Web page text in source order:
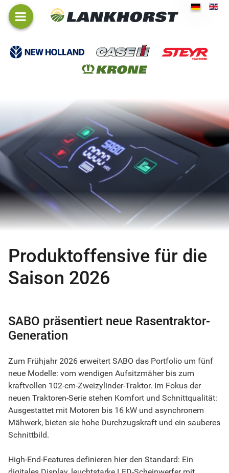
Produktoffensive für die
Saison 2026
SABO präsentiert neue Rasentraktor-
Generation
Zum Frühjahr 2026 erweitert SABO das Portfolio um fünf
neue Modelle: vom wendigen Aufsitzmäher bis zum
kraftvollen 102-cm-Zweizylinder-Traktor. Im Fokus der
neuen Traktoren-Serie stehen Komfort und Schnittqualität:
Ausgestattet mit Motoren bis 16 kW und asynchronem
Mähwerk, bieten sie hohe Durchzugskraft und ein sauberes
Schnittbild.
High-End-Features definieren hier den Standard: Ein